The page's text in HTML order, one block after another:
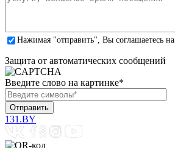
Нажимая "отправить", Вы соглашаетесь на
Защита от автоматических сообщений
Введите слово на картинке*
131.BY